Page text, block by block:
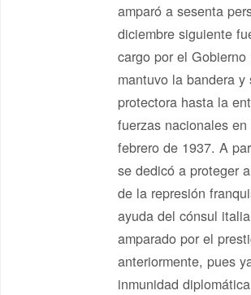
amparó a sesenta
diciembre siguiente
cargo por el
mantuvo la bandera y
protectora hasta la
fuerzas nacionales
febrero de 1937. A
se dedicó a proteger
de la represión
ayuda del cónsul
amparado por el
anteriormente, pues
inmunidad